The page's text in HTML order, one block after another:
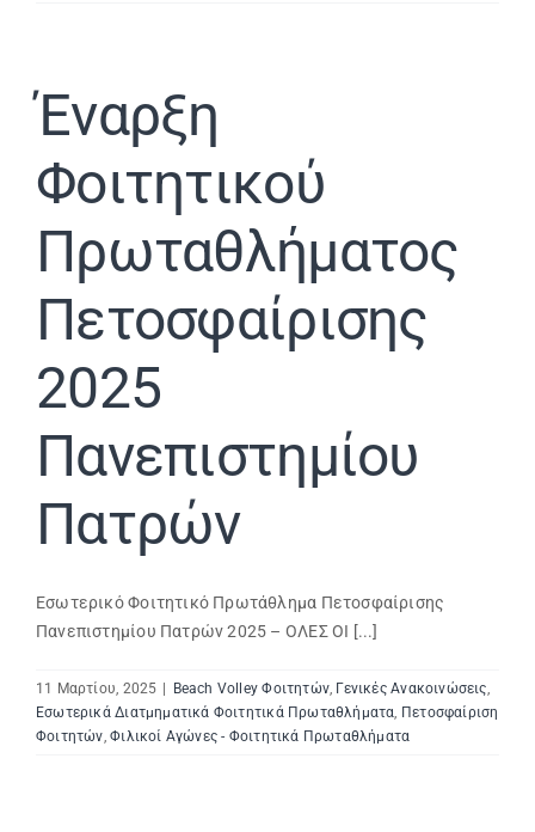
Έναρξη
Φοιτητικού
Πρωταθλήματος
Πετοσφαίρισης
2025
Πανεπιστημίου
Πατρών
Εσωτερικό Φοιτητικό Πρωτάθλημα Πετοσφαίρισης
Πανεπιστημίου Πατρών 2025 – ΟΛΕΣ ΟΙ [...]
11 Μαρτίου, 2025 Beach Volley Φοιτητών, Γενικές Ανακοινώσεις,
Εσωτερικά Διατμηματικά Φοιτητικά Πρωταθλήματα, Πετοσφαίριση
Φοιτητών,Φιλικοί Αγώνες - Φοιτητικά Πρωταθλήματα